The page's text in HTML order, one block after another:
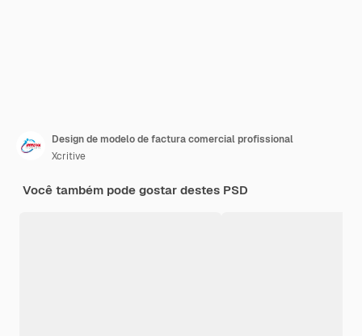
Design de modelo de factura comercial profissional
Xcritive
Você também pode gostar destes PSD